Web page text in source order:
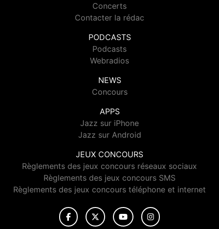
Concerts
Contacter la rédac
PODCASTS
Podcasts
Webradios
NEWS
Concours
APPS
Jazz sur iPhone
Jazz sur Android
JEUX CONCOURS
Règlements des jeux concours réseaux sociaux
Règlements des jeux concours SMS
Règlements des jeux concours téléphone et internet